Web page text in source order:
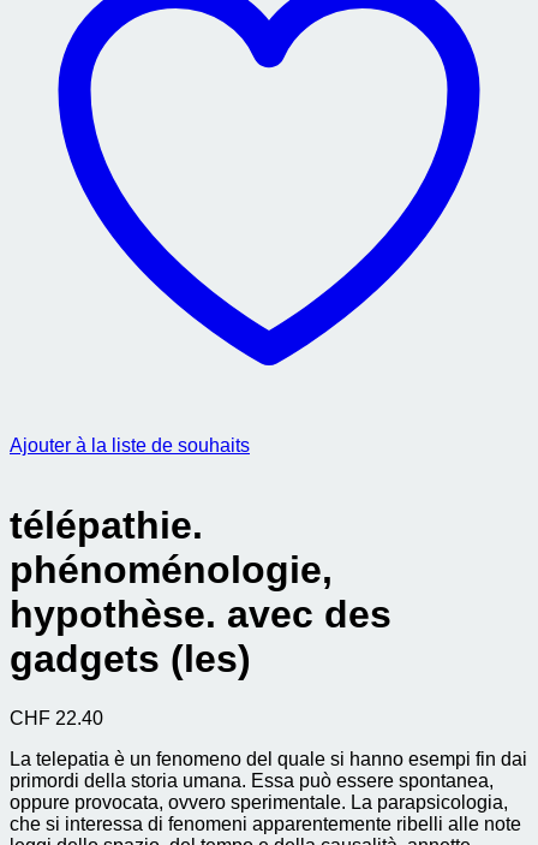
Ajouter à la liste de souhaits
télépathie.
phénoménologie,
hypothèse. avec des
gadgets (les)
CHF 22.40
La telepatia è un fenomeno del quale si hanno esempi fin dai
primordi della storia umana. Essa può essere spontanea,
oppure provocata, ovvero sperimentale. La parapsicologia,
che si interessa di fenomeni apparentemente ribelli alle note